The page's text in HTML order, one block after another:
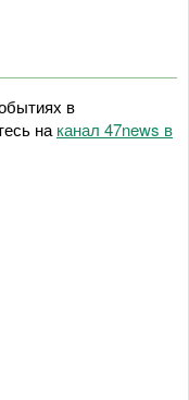
в
на канал 47news в